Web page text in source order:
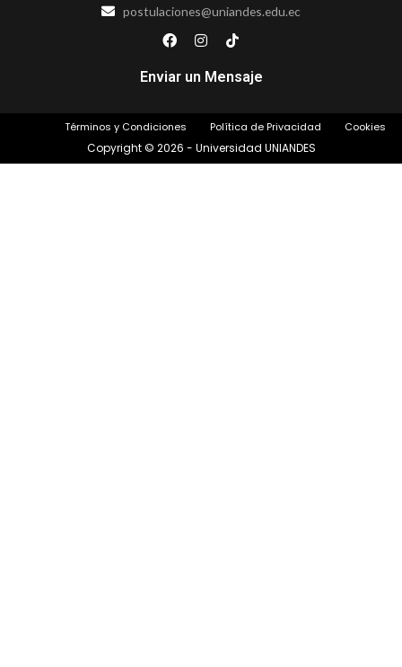
postulaciones@uniandes.edu.ec
F
a
e
o
k
I
n
t
r
m
T
i
t
Enviar un Mensaje
Copyright © 2026 - Universidad UNIANDES
Términos y Condiciones Política de Privacidad Cookies